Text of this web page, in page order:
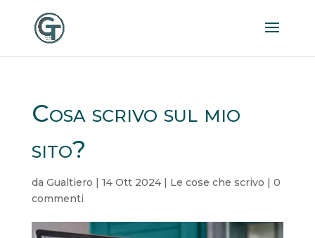
Cosa scrivo sul mio
sito?
da Gualtiero | 14 Ott 2024| Le cose che scrivo | 0
commenti